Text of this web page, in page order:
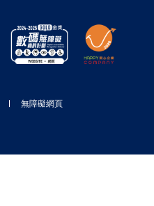
無障礙網頁